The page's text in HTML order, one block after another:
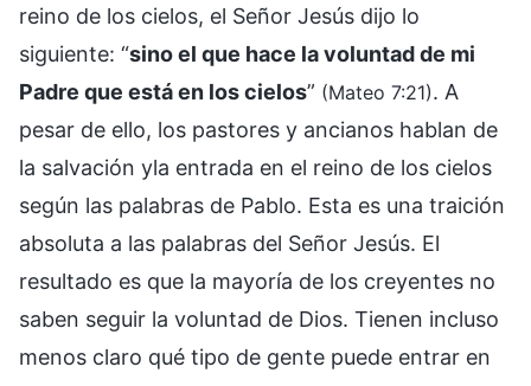
reino de los cielos, el Señor Jesús dijo lo
siguiente: “sino el que hace la voluntad de mi
Padre que está en los cielos” (Mateo 7:21). A
pesar de ello, los pastores y ancianos hablan de
la salvación yla entrada en el reino de los cielos
según las palabras de Pablo. Esta es una traición
absoluta a las palabras del Señor Jesús. El
resultado es que la mayoría de los creyentes no
saben seguir la voluntad de Dios. Tienen incluso
menos claro qué tipo de gente puede entrar en